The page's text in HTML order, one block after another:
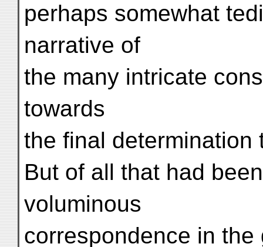
perhaps somewhat
narrative of
the many intricate
towards
the final determination
But of all that had
voluminous
correspondence in